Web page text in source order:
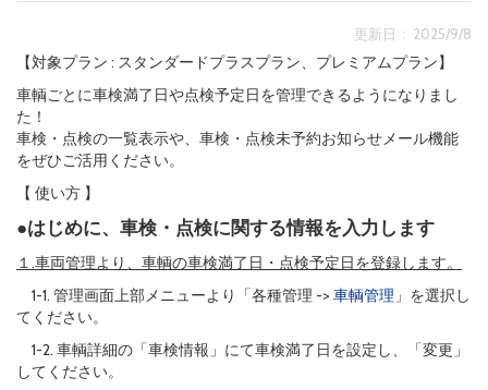
更新日 : 2025/9/8
【対象プラン : スタンダードプラスプラン、プレミアムプラン】
車輌ごとに車検満了日や点検予定日を管理できるようになりまし
た！
車検・点検の一覧表示や、車検・点検未予約お知らせメール機能
をぜひご活用ください。
【 使い方 】
●はじめに、車検・点検に関する情報を入力します
１.車両管理より、車輌の車検満了日・点検予定日を登録します。
1-1. 管理画面上部メニューより「各種管理 -> 車輌管理 」を選択し
てください。
1-2. 車輌詳細の「車検情報」にて車検満了日を設定し、「変更」
してください。